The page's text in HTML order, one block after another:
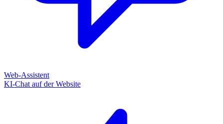
Web-Assistent
KI-Chat auf der Website